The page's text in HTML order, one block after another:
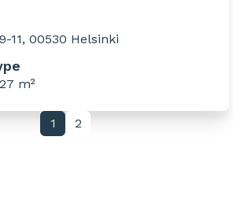
11, 00530 Helsinki
m²
1 2